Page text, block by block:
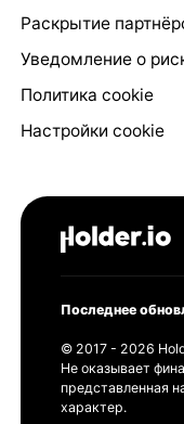
Раскрытие
Уведомление о
Политика cookie
Настройки cookie
Последнее
© 2017 - 2026
Не оказывает
представленная
характер.